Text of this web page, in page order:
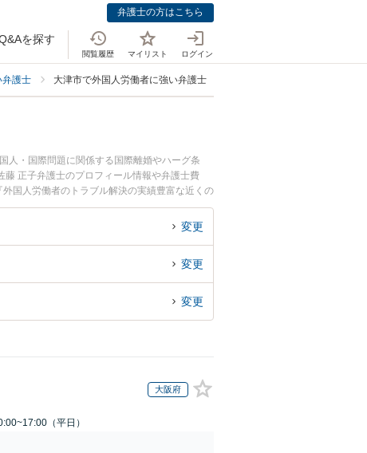
弁護士の方はこちら
を探す
閲覧履歴 マイリスト ログイン
弁護士 大津市で外国人労働者に強い弁護士
人・国際問題に関係する国際離婚やハーグ条
正子弁護士のプロフィール情報や弁護士費
国人労働者のトラブル解決の実績豊富な近くの
さんにおすすめです。
変更
変更
変更
大阪府
（平日）